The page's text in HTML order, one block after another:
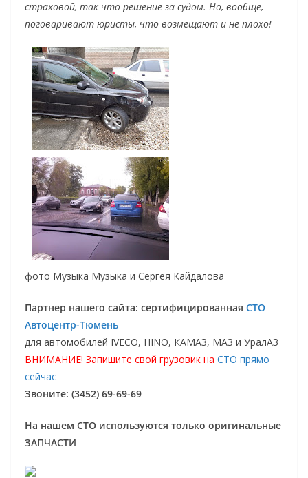
страховой, так что решение за судом. Но, вообще,
поговаривают юристы, что возмещают и не плохо!
фото Музыка Музыка и Сергея Кайдалова
Партнер нашего сайта: сертифицированная СТО
Автоцентр-Тюмень
для автомобилей IVECO, HINO, КАМАЗ, МАЗ и УралАЗ
ВНИМАНИЕ! Запишите свой грузовик на СТО прямо
сейчас
Звоните: (3452) 69-69-69
На нашем СТО используются только оригинальные
ЗАПЧАСТИ